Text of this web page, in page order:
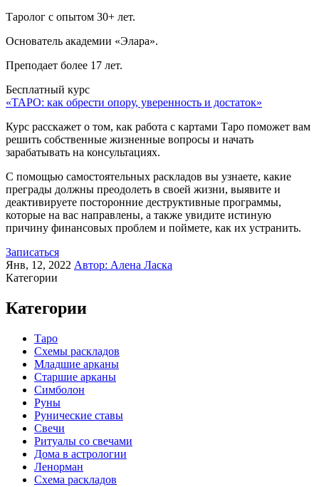
Таролог с опытом 30+ лет.
Основатель академии «Элара».
Преподает более 17 лет.
Бесплатный курс
«ТАРО: как обрести опору, уверенность и достаток»
Курс расскажет о том, как работа с картами Таро поможет вам
решить собственные жизненные вопросы и начать
зарабатывать на консультациях.
С помощью самостоятельных раскладов вы узнаете, какие
преграды должны преодолеть в своей жизни, выявите и
деактивируете посторонние деструктивные программы,
которые на вас направлены, а также увидите истиную
причину финансовых проблем и поймете, как их устранить.
Записаться
Янв, 12, 2022 Автор: Алена Ласка
Категории
Категории
Таро
Схемы раскладов
Младшие арканы
Старшие арканы
Симболон
Руны
Рунические ставы
Свечи
Ритуалы со свечами
Дома в астрологии
Ленорман
Схема раскладов